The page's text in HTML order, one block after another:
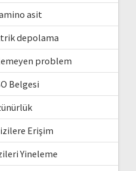
asit
depolama
problem
Belgesi
Erişim
Yineleme